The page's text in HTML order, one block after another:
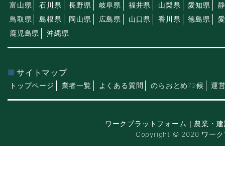
富山県
石川県 長野県 岐阜県 福井県 山梨県 愛知県
鳥取県
島根県 岡山県 広島県 山口県 香川県 徳島県
鹿児島県
沖縄県
サイトマップ
トップページ 業者一覧 よくある質問 のらおとめ72候 運
ワークプラットフォーム｜農業・
Copyright © 2020 ワーク